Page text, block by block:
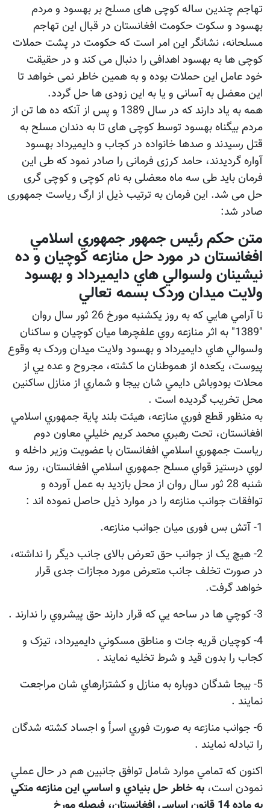
تهاجم چندین ساله کوچی های مسلح بر بهسود و مردم
بهسود و سکوت حکومت افغانستان در قبال این تهاجم
مسلحانه، نشانگر این امر است که حکومت در پشت حملات
کوچی ها به بهسود اهدافی را دنبال می کند و در حقیقت
خود عامل این حملات بوده و به همین خاطر نمی خواهد تا
این معضل به آسانی و یا به این زودی ها حل گردد.
همه به یاد دارند که در سال 1389 و پس از آنکه ده ها تن از
مردم بیگناه بهسود توسط کوچی های تا به دندان مسلح به
قتل رسیدند و صدها خانواده در کجاب و دایمیرداد بهسود
آواره گردیدند، حامد کرزی فرمانی را صادر نمود که طی این
فرمان باید طی سه ماه معضلی به نام کوچی و کوچی گری
حل می شد. این فرمان به ترتیب ذیل از ارگ ریاست جمهوری
صادر شد:
متن حکم رئيس جمهور جمهوري اسلامي
افغانستان در مورد حل منازعه کوچيان و ده
نيشينان ولسوالي هاي دايميرداد و بهسود
ولايت میدان وردک بسمه تعالي
نا آرامي هايي که به روز يکشنبه مورخ 26 ثور سال روان
"1389" به اثر منازعه روي علفچرها ميان کوچيان و ساکنان
ولسوالي هاي دايميرداد و بهسود ولايت ميدان وردک به وقوع
پيوست، يکعده از هموطنان ما کشته، مجروح و عده يي از
محلات بودوباش دايمي شان بيجا و شماري از منازل ساکنين
محل تخريب گرديده است .
به منظور قطع فوري منازعه، هيئت بلند پاية جمهوري اسلامي
افغانستان، تحت رهبري محمد کريم خليلي معاون دوم
رياست جمهوري اسلامي افغانستان با عضويت وزير داخله و
لوي درستيز قواي مسلح جمهوري اسلامي افغانستان، روز سه
شنبه 28 ثور سال روان از محل بازديد به عمل آورده و
توافقات جوانب منازعه را در موارد ذيل حاصل نموده اند :
1- آتش بس فوری میان جوانب منازعه.
2- هیچ یک از جوانب حق تعرض بالای جانب دیگر را نداشته،
در صورت تخلف جانب متعرض مورد مجازات جدی قرار
خواهد گرفت.
3- کوچي ها در ساحه يي که قرار دارند حق پيشروي را ندارند .
4- کوچيان قريه جات و مناطق مسکوني دايميرداد، تيزک و
کجاب را بدون قيد و شرط تخليه نمايند .
5- بيجا شدگان دوباره به منازل و کشتزارهاي شان مراجعت
نمايند .
6- جوانب منازعه به صورت فوري اسرأ و اجساد کشته شدگان
را تبادله نمايند .
اکنون که تمامي موارد شامل توافق جانبين هم در حال عملي
نمودن است، به خاطر حل بنيادي و اساسي اين منازعه متکي